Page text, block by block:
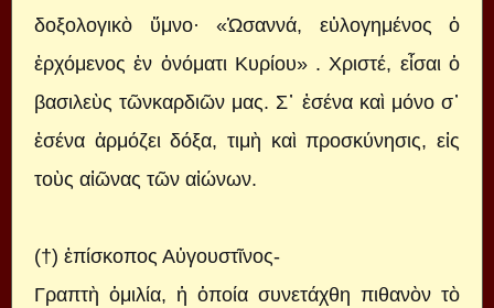
δοξολογικὸ ὕμνο· «Ὡσαννά, εὐλογημένος ὁ
ἐρχόμενος ἐν ὀνόματι Κυρίου» . Χριστέ, εἶσαι ὁ
βασιλεὺς τῶνκαρδιῶν μας. Σ᾿ ἐσένα καὶ μόνο σ᾿
ἐσένα ἁρμόζει δόξα, τιμὴ καὶ προσκύνησις, εἰς
τοὺς αἰῶνας τῶν αἰώνων.
(†) ἐπίσκοπος Αὐγουστῖνος-
Γραπτὴ ὁμιλία, ἡ ὁποία συνετάχθη πιθανὸν τὸ